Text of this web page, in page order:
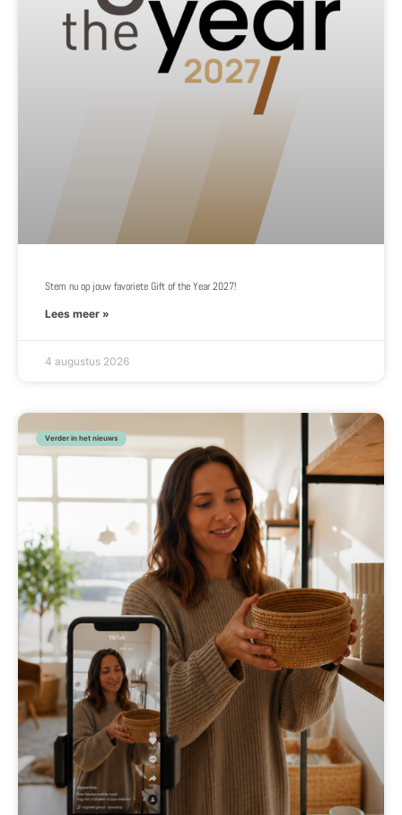
Stem nu op jouw favoriete Gift of the Year 2027!
Lees meer »
4 augustus 2026
Verder in het nieuws